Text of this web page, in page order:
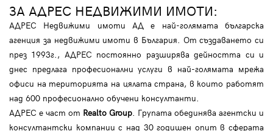
ЗА АДРЕС НЕДВИЖИМИ ИМОТИ:
АДРЕС Недвижими имоти АД е най-голямата българска
агенция за недвижими имоти в България. От създаването си
през 1993г., АДРЕС постоянно разширява дейността си и
днес предлага професионални услуги в най-голямата мрежа
офиси на територията на цялата страна, в които работят
над 600 професионално обучени консултанти.
АДРЕС е част от Realto Group. Групата обединява агентски и
консултантски компании с над 30 годишен опит в сферата